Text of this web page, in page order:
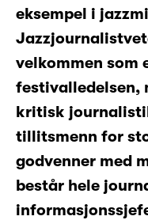
eksempel i
velkommen som
festivalledelsen,
kritisk
tillitsmenn for
godvenner med
består hele